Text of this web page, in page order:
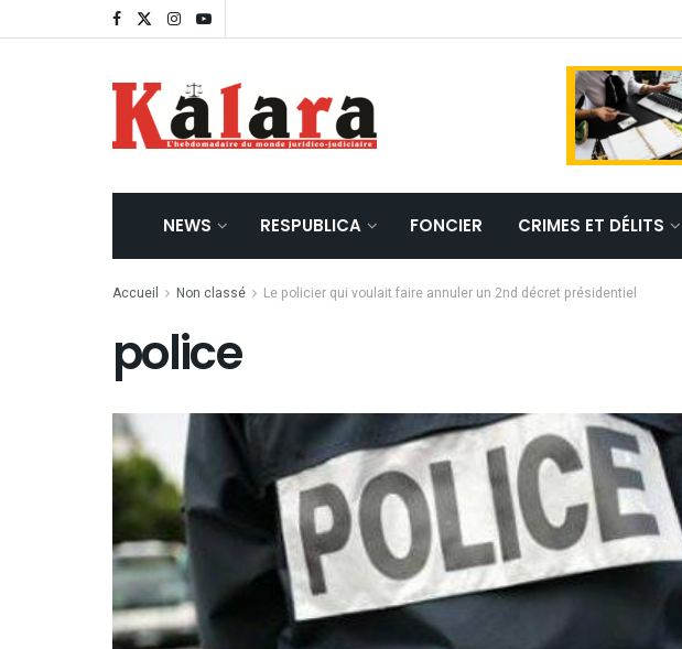
NEWS RESPUBLICA FONCIER CRIMES ET DÉLITS
Accueil Non classé Le policier qui voulait faire annuler un 2nd décret présidentiel
police